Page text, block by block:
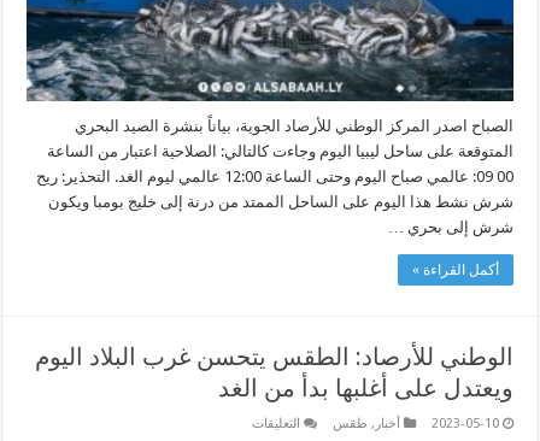
الصباح اصدر المركز الوطني للأرصاد الجوية، بياناً بنشرة الصيد البحري
المتوقعة على ساحل ليبيا اليوم وجاءت كالتالي: الصلاحية اعتبار من الساعة
00 09: عالمي صباح اليوم وحتى الساعة 12:00 عالمي ليوم الغد. التحذير: ريح
شرش نشط هذا اليوم على الساحل الممتد من درنة إلى خليج بومبا ويكون
شرش إلى بحري …
أكمل القراءة »
الوطني للأرصاد: الطقس يتحسن غرب البلاد اليوم
ويعتدل على أغلبها بدأ من الغد
2023-05-10 أخبار , طقس التعليقات